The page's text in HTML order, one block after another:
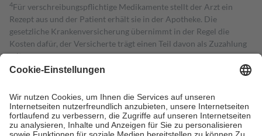
4Für verschreibungspflichtige Medikamente stellt der Arzt ein
Rezept aus und der Patient erhält sie in der Apotheke. Die
gesetzliche Krankenversicherung übernimmt in der Regel die
Kosten dafür, der Versicherte trägt einen Teil davon als Zuzahlung
mit.
Grundsätzlich leisten Mitglieder Zuzahlungen in Höhe von zehn
höchstens zehn Euro.
Es sind jedoch nie mehr als die tatsächlichen
Kosten der Leistung zu entrichten.
Diese Regeln gelten grundsätzlich auch für Online-Apotheken.
Bei Heilmitteln und häuslicher Krankenpflege beträgt die